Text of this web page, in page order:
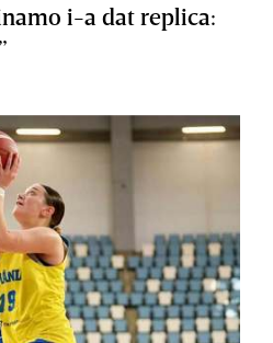
i-a dat replica: